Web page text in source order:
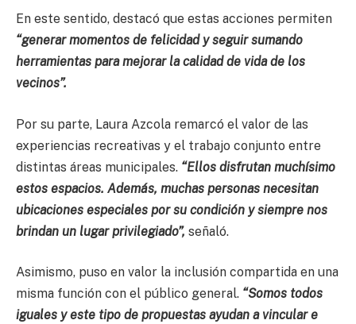
En este sentido, destacó que estas acciones permiten
“generar momentos de felicidad y seguir sumando
herramientas para mejorar la calidad de vida de los
vecinos”.
Por su parte, Laura Azcola remarcó el valor de las
experiencias recreativas y el trabajo conjunto entre
distintas áreas municipales. “Ellos disfrutan muchísimo
estos espacios. Además, muchas personas necesitan
ubicaciones especiales por su condición y siempre nos
brindan un lugar privilegiado”, señaló.
Asimismo, puso en valor la inclusión compartida en una
misma función con el público general. “Somos todos
iguales y este tipo de propuestas ayudan a vincular e